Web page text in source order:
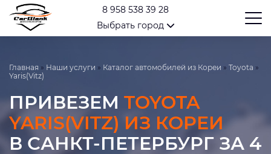
8 958 538 39 28
Выбрать город
Главная » Наши услуги » Каталог автомобилей из Кореи » Toyota »
Yaris(Vitz)
ПРИВЕЗЕМ TOYOTA
YARIS(VITZ) ИЗ КОРЕИ
В САНКТ-ПЕТЕРБУРГ ЗА 4